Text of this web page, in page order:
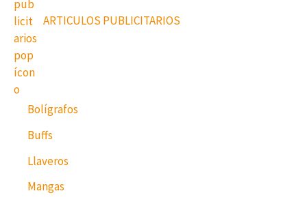
ARTICULOS PUBLICITARIOS
Bolígrafos
Buffs
Llaveros
Mangas